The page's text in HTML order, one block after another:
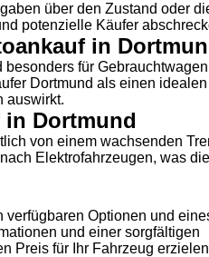
über den Zustand oder
potenzielle Käufer
in
für Gebrauchtwagen
Dortmund als einen
auswirkt.
Dortmund
von einem wachsenden
Elektrofahrzeugen, was die
verfügbaren Optionen und
und einer sorgfältigen
Preis für Ihr Fahrzeug